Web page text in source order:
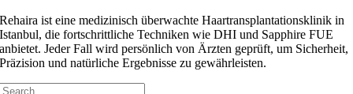
Rehaira ist eine medizinisch überwachte Haartransplantationsklinik in
Istanbul, die fortschrittliche Techniken wie DHI und Sapphire FUE
anbietet. Jeder Fall wird persönlich von Ärzten geprüft, um Sicherheit,
Präzision und natürliche Ergebnisse zu gewährleisten.